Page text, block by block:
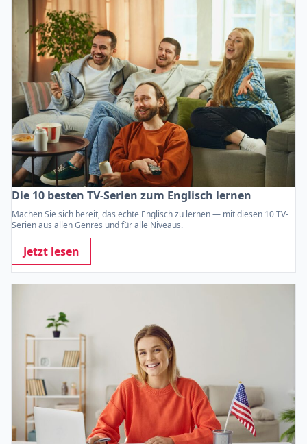
Die 10 besten TV-Serien zum Englisch lernen
Machen Sie sich bereit, das echte Englisch zu lernen — mit diesen 10 TV-
Serien aus allen Genres und für alle Niveaus.
Jetzt lesen